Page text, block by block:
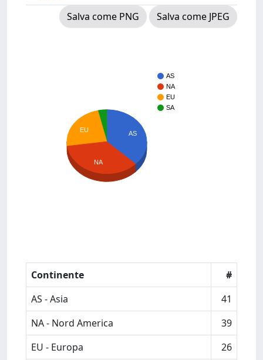
Salva come PNG
Salva come JPEG
AS
NA
EU
SA
AS
EU
NA
Continente
#
AS - Asia
41
NA - Nord America
39
EU - Europa
26